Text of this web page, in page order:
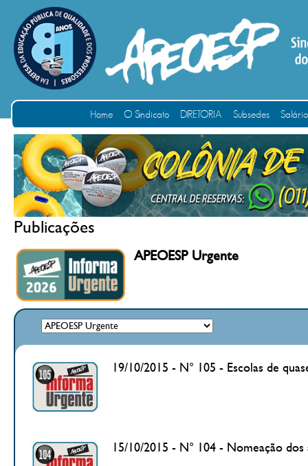
Home O Sindicato DIRETORIA Subsedes
Publicações
APEOESP Urgente
19/10/2015 - N° 105 - Escolas de
15/10/2015 - N° 104 - Nomeação